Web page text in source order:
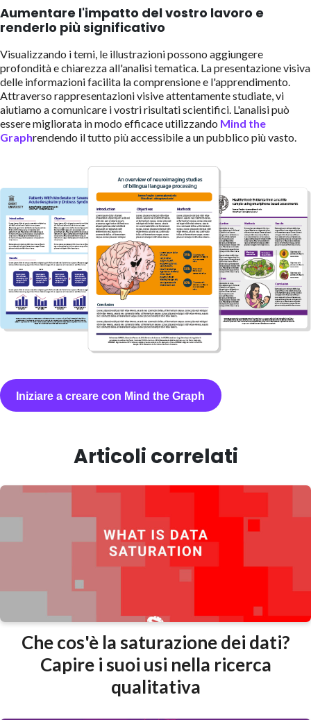
Aumentare l'impatto del vostro lavoro e
renderlo più significativo
Visualizzando i temi, le illustrazioni possono aggiungere
profondità e chiarezza all'analisi tematica. La presentazione visiva
delle informazioni facilita la comprensione e l'apprendimento.
Attraverso rappresentazioni visive attentamente studiate, vi
aiutiamo a comunicare i vostri risultati scientifici. L'analisi può
essere migliorata in modo efficace utilizzando Mind the
Graphrendendo il tutto più accessibile a un pubblico più vasto.
Iniziare a creare con Mind the Graph
Articoli correlati
Che cos'è la saturazione dei dati?
Capire i suoi usi nella ricerca
qualitativa